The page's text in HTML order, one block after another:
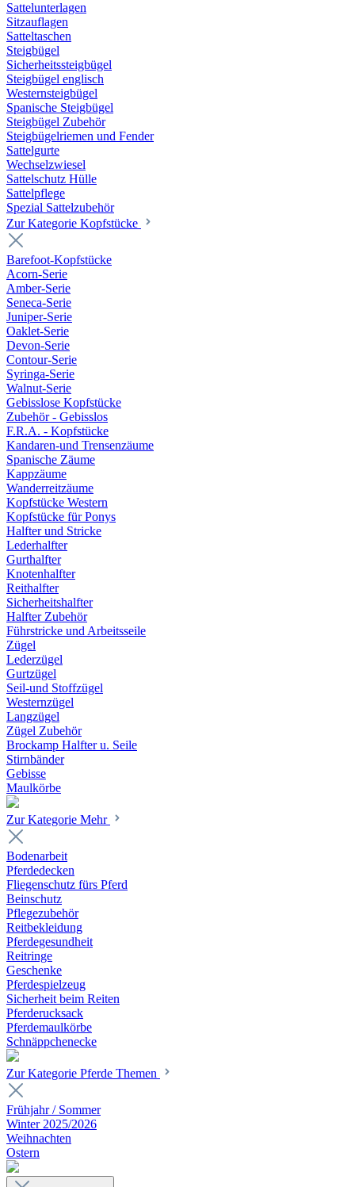
Sattelunterlagen
Sitzauflagen
Satteltaschen
Steigbügel
Sicherheitssteigbügel
Steigbügel englisch
Westernsteigbügel
Spanische Steigbügel
Steigbügel Zubehör
Steigbügelriemen und Fender
Sattelgurte
Wechselzwiesel
Sattelschutz Hülle
Sattelpflege
Spezial Sattelzubehör
Zur Kategorie Kopfstücke
Barefoot-Kopfstücke
Acorn-Serie
Amber-Serie
Seneca-Serie
Juniper-Serie
Oaklet-Serie
Devon-Serie
Contour-Serie
Syringa-Serie
Walnut-Serie
Gebisslose Kopfstücke
Zubehör - Gebisslos
F.R.A. - Kopfstücke
Kandaren-und Trensenzäume
Spanische Zäume
Kappzäume
Wanderreitzäume
Kopfstücke Western
Kopfstücke für Ponys
Halfter und Stricke
Lederhalfter
Gurthalfter
Knotenhalfter
Reithalfter
Sicherheitshalfter
Halfter Zubehör
Führstricke und Arbeitsseile
Zügel
Lederzügel
Gurtzügel
Seil-und Stoffzügel
Westernzügel
Langzügel
Zügel Zubehör
Brockamp Halfter u. Seile
Stirnbänder
Gebisse
Maulkörbe
Zur Kategorie Mehr
Bodenarbeit
Pferdedecken
Fliegenschutz fürs Pferd
Beinschutz
Pflegezubehör
Reitbekleidung
Pferdegesundheit
Reitringe
Geschenke
Pferdespielzeug
Sicherheit beim Reiten
Pferderucksack
Pferdemaulkörbe
Schnäppchenecke
Zur Kategorie Pferde Themen
Frühjahr / Sommer
Winter 2025/2026
Weihnachten
Ostern